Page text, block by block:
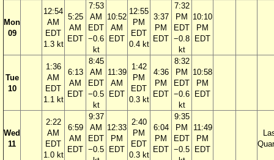
Mon
09
12:54
AM
EDT
1.3 kt
5:25
AM
EDT
7:53
AM
EDT
−0.6
kt
10:52
AM
EDT
12:55
PM
EDT
0.4 kt
3:37
PM
EDT
7:32
PM
EDT
−0.8
kt
10:10
PM
EDT
Tue
10
1:36
AM
EDT
1.1 kt
6:13
AM
EDT
8:45
AM
EDT
−0.5
kt
11:39
AM
EDT
1:42
PM
EDT
0.3 kt
4:36
PM
EDT
8:32
PM
EDT
−0.6
kt
10:58
PM
EDT
Wed
11
2:22
AM
EDT
1.0 kt
6:59
AM
EDT
9:37
AM
EDT
−0.5
12:33
PM
EDT
2:40
PM
EDT
0.3 kt
6:04
PM
EDT
9:35
PM
EDT
−0.5
11:49
PM
EDT